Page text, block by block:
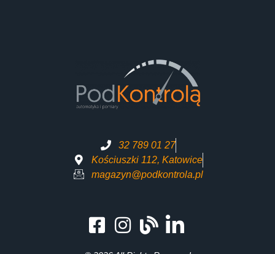
32 789 01 27
Kościuszki 112, Katowice
magazyn@podkontrola.pl